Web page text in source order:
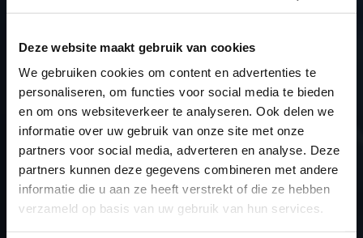
Deze website maakt gebruik van cookies
We gebruiken cookies om content en advertenties te
personaliseren, om functies voor social media te bieden
en om ons websiteverkeer te analyseren. Ook delen we
informatie over uw gebruik van onze site met onze
partners voor social media, adverteren en analyse. Deze
partners kunnen deze gegevens combineren met andere
informatie die u aan ze heeft verstrekt of die ze hebben
verzameld op basis van uw gebruik van hun services.
Capacity: 998cc
Compression ratio: 10.0 (:1)
Power approx: 100hp
Power output: 140hp
Torque approx: 170nm
Torque output: 230nm
Type ecu: Bosch MG1CS016